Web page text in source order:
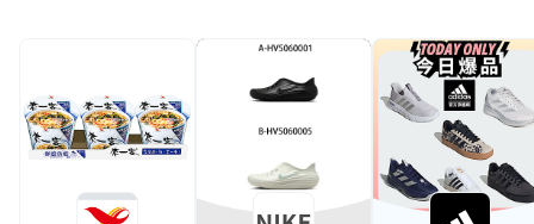
身保溫杯)(買1送1)